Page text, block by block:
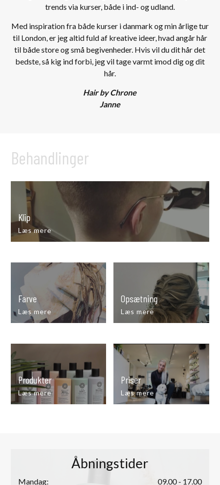
trends via kurser, både i ind- og udland.
Med inspiration fra både kurser i danmark og min årlige tur
til London, er jeg altid fuld af kreative ideer, hvad angår hår
til både store og små begivenheder. Hvis vil du dit hår det
bedste, så kig ind forbi, jeg vil tage varmt imod dig og dit
hår.
Hair by Chrone
Janne
Behandlinger
Klip
Læs mere
Farve
Læs mere
Opsætning
Læs mere
Produkter
Læs mere
Priser
Læs mere
Åbningstider
Mandag: 09.00 - 17.00